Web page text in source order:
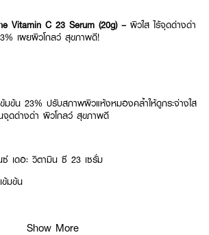
Vitamin C 23 Serum (20g) – ผิวใส ไร้จุดด่างดำ
เผยผิวโกลว์ สุขภาพดี!
มข้น 23% ปรับสภาพผิวแห้งหมองคล้ำให้ดูกระจ่างใส
จุดด่างดำ ผิวโกลว์ สุขภาพดี
เดอะ วิตามิน ซี 23 เซรั่ม
มข้น
Show More